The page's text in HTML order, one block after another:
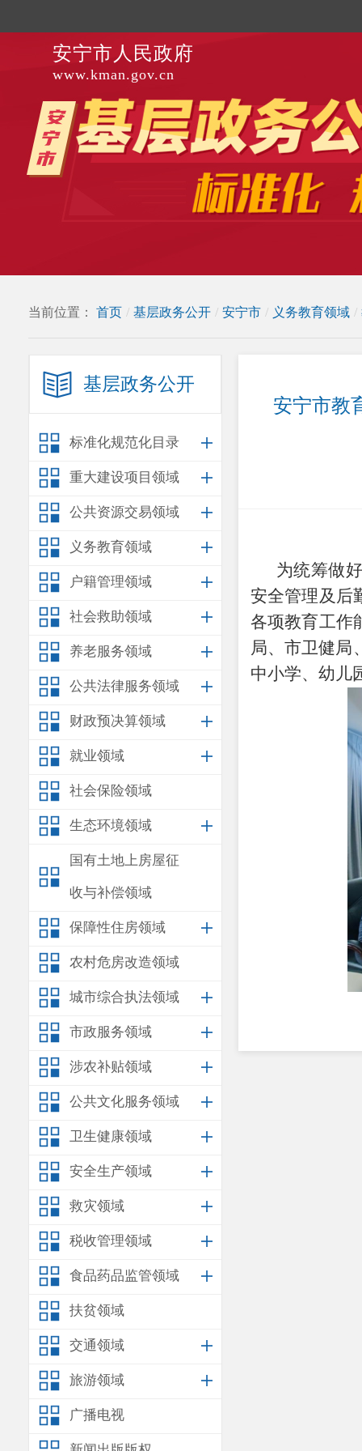
安宁市人民政府
www.kman.gov.cn
当前位置： 首页 / 基层政务公开 / 安宁市 / 义务教育领域 /
基层政务公开
标准化规范化目录
重大建设项目领域
公共资源交易领域
义务教育领域
户籍管理领域
社会救助领域
养老服务领域
公共法律服务领域
财政预决算领域
就业领域
社会保险领域
生态环境领域
国有土地上房屋征
收与补偿领域
保障性住房领域
农村危房改造领域
城市综合执法领域
市政服务领域
涉农补贴领域
公共文化服务领域
卫生健康领域
安全生产领域
救灾领域
税收管理领域
食品药品监管领域
扶贫领域
交通领域
旅游领域
广播电视
安宁市教
为统筹做
安全管理及后
各项教育工作
局、市卫健局
中小学、幼儿
训会，各单位